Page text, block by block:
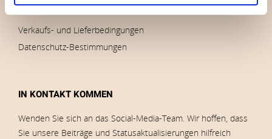
AUFTRÄGE
Verkaufs- und Lieferbedingungen
Datenschutz-Bestimmungen
IN KONTAKT KOMMEN
Wenden Sie sich an das Social-Media-Team. Wir hoffen, dass
Sie unsere Beiträge und Statusaktualisierungen hilfreich